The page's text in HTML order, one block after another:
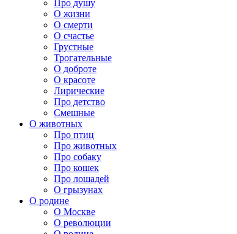
Про душу
О жизни
О смерти
О счастье
Грустные
Трогательные
О доброте
О красоте
Лирические
Про детство
Смешные
О животных
Про птиц
Про животных
Про собаку
Про кошек
Про лошадей
О грызунах
О родине
О Москве
О революции